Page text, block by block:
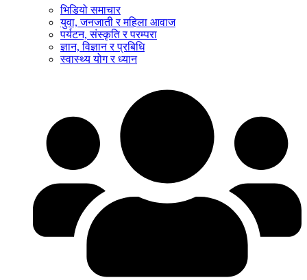
भिडियो समाचार
युवा, जनजाती र महिला आवाज
पर्यटन, संस्कृति र परम्परा
ज्ञान, विज्ञान र प्रबिधि
स्वास्थ्य योग र ध्यान